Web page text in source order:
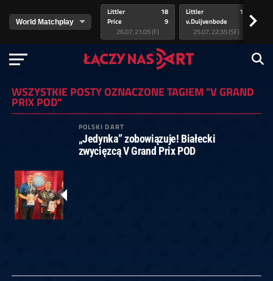
Littler
Price
18
9
26.07, 21:05 (F)
Littler
v.Duijvenbode
17
25.07, 22:35 (SF)
>
WSZYSTKIE POSTY OZNACZONE TAGIEM "V GRAND
PRIX POD"
POLSKI DART
„Jedynka” zobowiązuje! Białecki
zwycięzcą V Grand Prix POD